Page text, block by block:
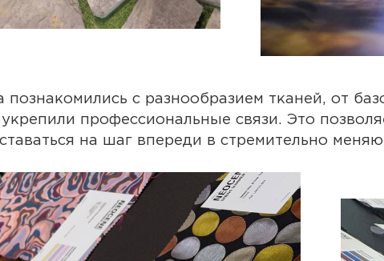
с разнообразием тканей, от
профессиональные связи. Это
на шаг впереди в стремительно